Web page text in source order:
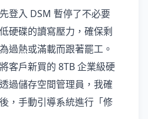
登入 DSM 暫停了不必要
硬碟的讀寫壓力，確保剩
過熱或滿載而跟著罷工。
客戶新買的 8TB 企業級硬
過儲存空間管理員，我確
，手動引導系統進行「修